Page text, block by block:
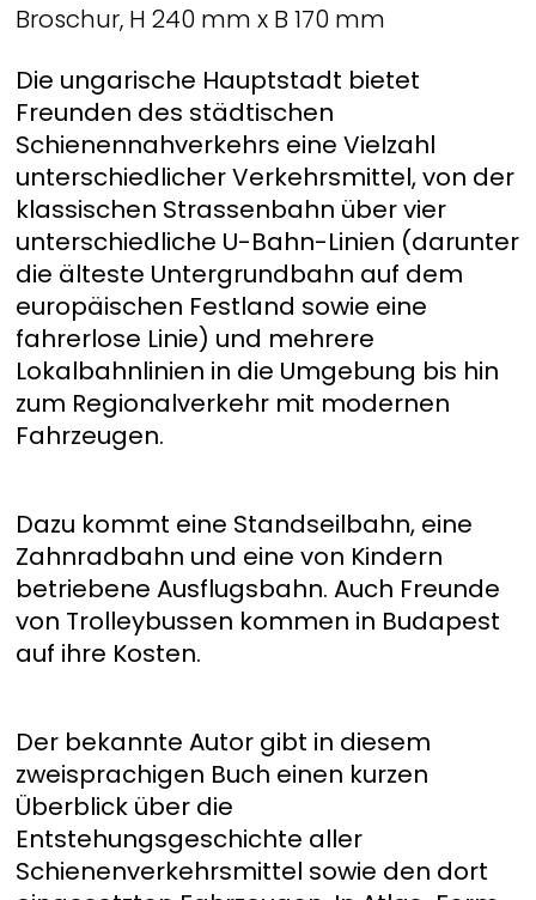
Broschur, H 240 mm x B 170 mm
Die ungarische Hauptstadt bietet
Freunden des städtischen
Schienennahverkehrs eine Vielzahl
unterschiedlicher Verkehrsmittel, von der
klassischen Strassenbahn über vier
unterschiedliche U-Bahn-Linien (darunter
die älteste Untergrundbahn auf dem
europäischen Festland sowie eine
fahrerlose Linie) und mehrere
Lokalbahnlinien in die Umgebung bis hin
zum Regionalverkehr mit modernen
Fahrzeugen.
Dazu kommt eine Standseilbahn, eine
Zahnradbahn und eine von Kindern
betriebene Ausflugsbahn. Auch Freunde
von Trolleybussen kommen in Budapest
auf ihre Kosten.
Der bekannte Autor gibt in diesem
zweisprachigen Buch einen kurzen
Überblick über die
Entstehungsgeschichte aller
Schienenverkehrsmittel sowie den dort